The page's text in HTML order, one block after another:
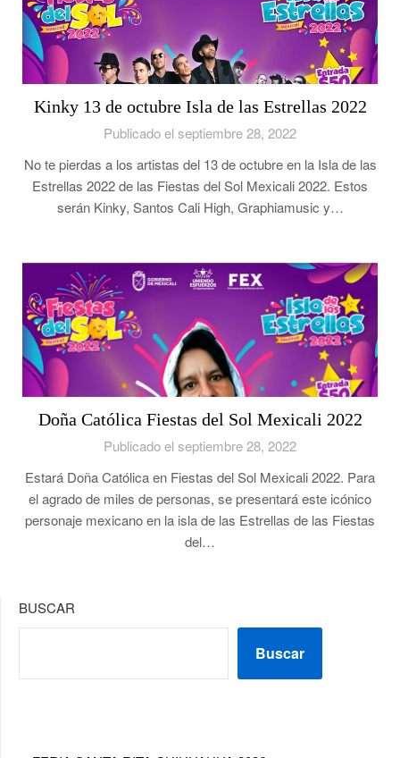
Kinky 13 de octubre Isla de las Estrellas 2022
Publicado el septiembre 28, 2022
No te pierdas a los artistas del 13 de octubre en la Isla de las
Estrellas 2022 de las Fiestas del Sol Mexicali 2022. Estos
serán Kinky, Santos Cali High, Graphiamusic y…
Doña Católica Fiestas del Sol Mexicali 2022
Publicado el septiembre 28, 2022
Estará Doña Católica en Fiestas del Sol Mexicali 2022. Para
el agrado de miles de personas, se presentará este icónico
personaje mexicano en la isla de las Estrellas de las Fiestas
del…
BUSCAR
Buscar